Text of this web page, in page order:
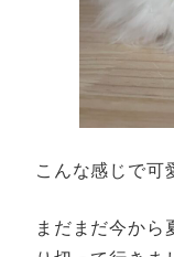
こんな感じで可
まだまだ今から